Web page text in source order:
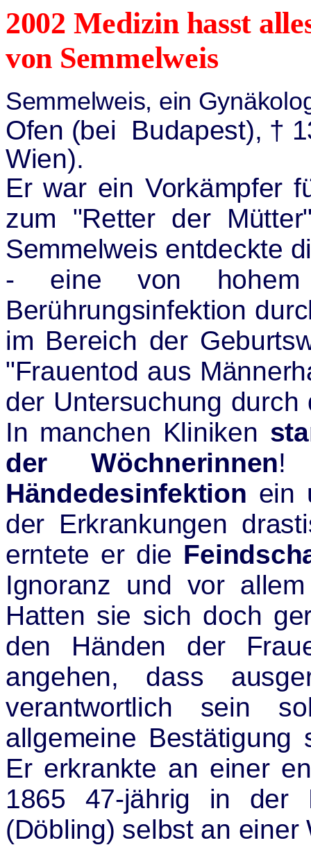
2002 Medizin hasst
von Semmelweis
Semmelweis, ein
Ofen (bei Budapest), †
Wien).
Er war ein Vorkämpfer
zum "Retter der
Semmelweis entdeckte
- eine von hohem
Berührungsinfektion
im Bereich der
"Frauentod aus
der Untersuchung
In manchen Kliniken
der Wöchnerinnen!
Händedesinfektion ein
der Erkrankungen
erntete er die
Ignoranz und vor
Hatten sie sich doch
den Händen der
angehen, dass
verantwortlich sein
allgemeine Bestätigung
Er erkrankte an einer
1865 47-jährig in der
(Döbling) selbst an einer